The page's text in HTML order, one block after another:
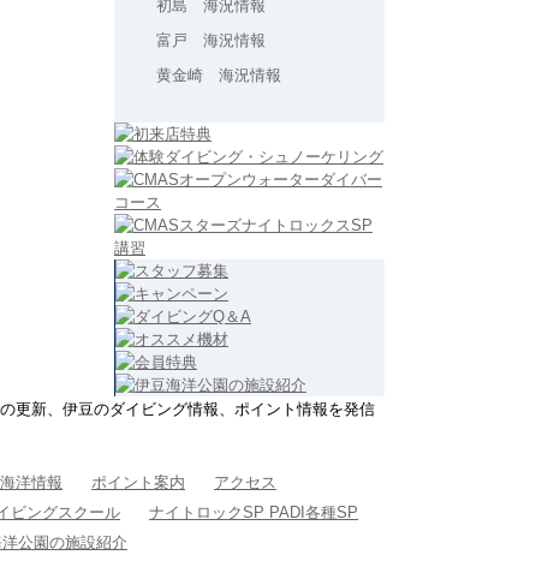
初島 海況情報
富戸 海況情報
黄金崎 海況情報
更新、伊豆のダイビング情報、ポイント情報を発信
洋情報 ポイント案内
アクセス
ビングスクール
ナイトロックSP PADI各種SP
公園の施設紹介